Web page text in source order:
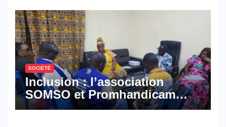
SOCIÉTÉ
Inclusion : l’association
SOMSO et Promhandicam
militent en faveur d’une